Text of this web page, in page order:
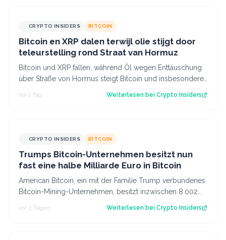
CRYPTO INSIDERS BITCOIN
Bitcoin en XRP dalen terwijl olie stijgt door
teleurstelling rond Straat van Hormuz
Bitcoin und XRP fallen, während Öl wegen Enttäuschung
über Straße von Hormus steigt Bitcoin und insbesondere
Altcoins wie XRP und Solana hab…
vor 1 Tag Weiterlesen bei Crypto Insiders
CRYPTO INSIDERS BITCOIN
Trumps Bitcoin-Unternehmen besitzt nun
fast eine halbe Milliarde Euro in Bitcoin
American Bitcoin, ein mit der Familie Trump verbundenes
Bitcoin-Mining-Unternehmen, besitzt inzwischen 8.002
vor 2 Tagen Weiterlesen bei Crypto Insiders